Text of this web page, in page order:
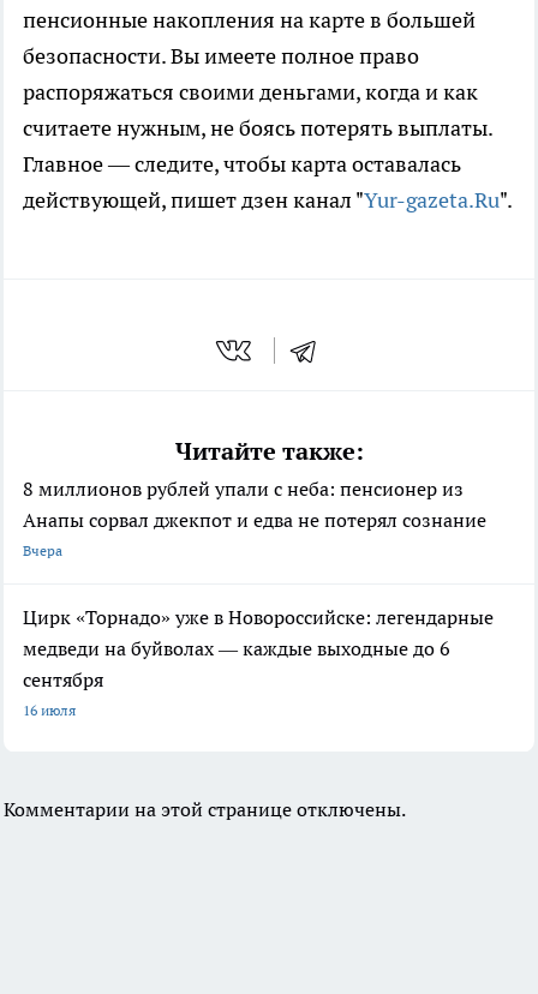
пенсионные накопления на карте в большей
безопасности. Вы имеете полное право
распоряжаться своими деньгами, когда и как
считаете нужным, не боясь потерять выплаты.
Главное — следите, чтобы карта оставалась
действующей, пишет дзен канал "Yur-gazeta.Ru".
Читайте также:
8 миллионов рублей упали с неба: пенсионер из
Анапы сорвал джекпот и едва не потерял сознание
Вчера
Цирк «Торнадо» уже в Новороссийске: легендарные
медведи на буйволах — каждые выходные до 6
сентября
16 июля
Комментарии на этой странице отключены.